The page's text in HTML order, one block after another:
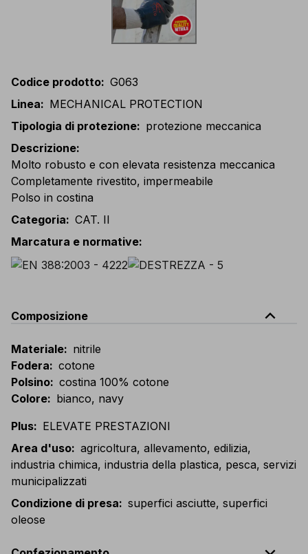
Codice prodotto: G063
Linea: MECHANICAL PROTECTION
Tipologia di protezione: protezione meccanica
Descrizione:
Molto robusto e con elevata resistenza meccanica
Completamente rivestito, impermeabile
Polso in costina
Categoria: CAT. II
Marcatura e normative:
Composizione expand_less
Materiale: nitrile
Fodera: cotone
Polsino: costina 100% cotone
Colore: bianco, navy
Plus: ELEVATE PRESTAZIONI
Area d'uso: agricoltura, allevamento, edilizia,
industria chimica, industria della plastica, pesca, servizi
municipalizzati
Condizione di presa: superfici asciutte, superfici
oleose